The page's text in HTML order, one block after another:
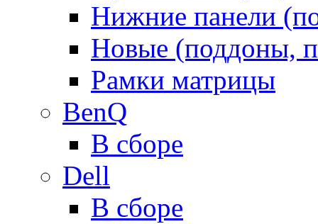
Нижние панели
Новые (поддоны,
Рамки матрицы
BenQ
В сборе
Dell
В сборе